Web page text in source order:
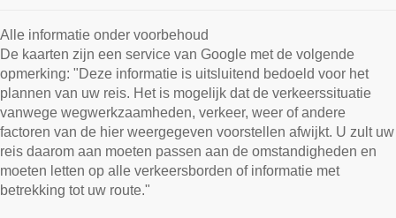
Alle informatie onder voorbehoud
De kaarten zijn een service van Google met de volgende
opmerking: "Deze informatie is uitsluitend bedoeld voor het
plannen van uw reis. Het is mogelijk dat de verkeerssituatie
vanwege wegwerkzaamheden, verkeer, weer of andere
factoren van de hier weergegeven voorstellen afwijkt. U zult uw
reis daarom aan moeten passen aan de omstandigheden en
moeten letten op alle verkeersborden of informatie met
betrekking tot uw route."